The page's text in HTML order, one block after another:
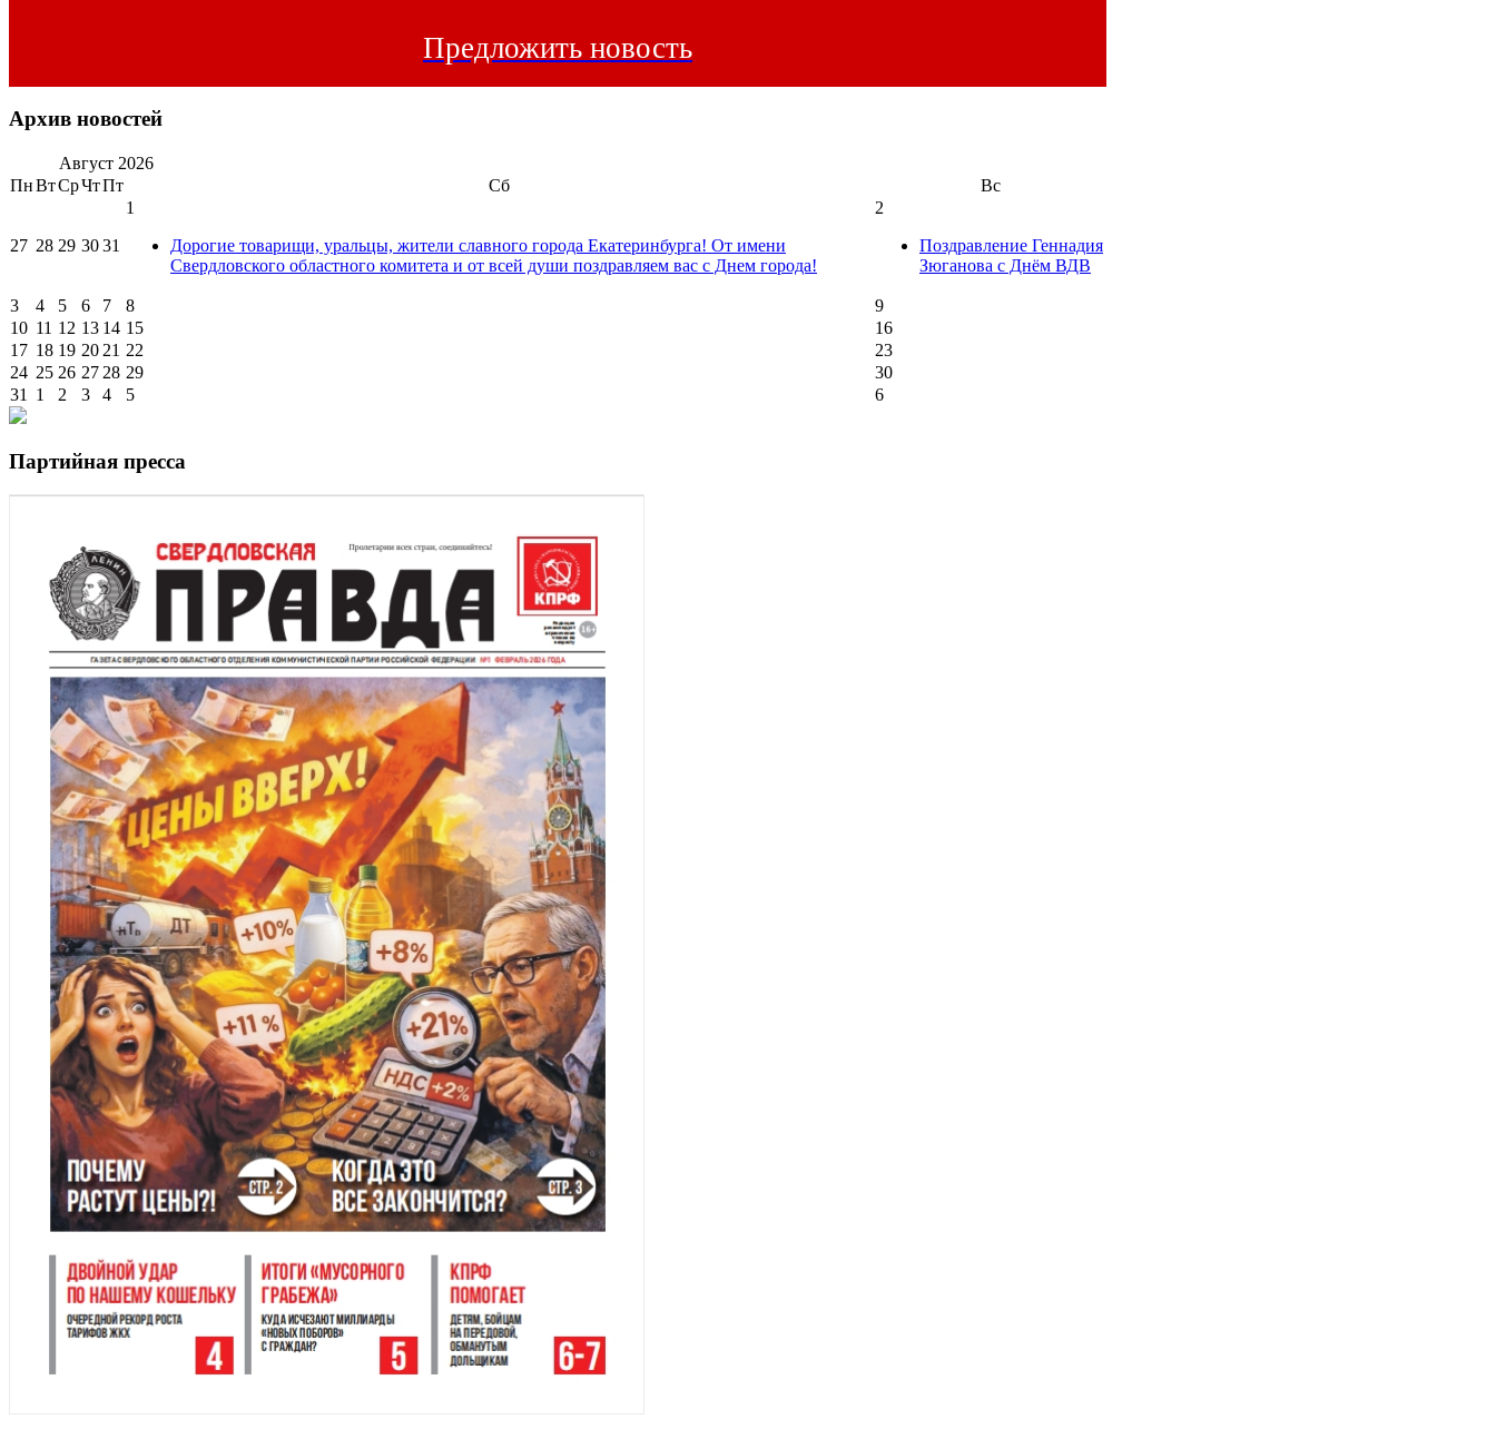
Предложить новость
Архив новостей
Август 2026
ПнВтСрЧтПт Сб Вс
27 28 29 3031
1
Дорогие товарищи, уральцы, жители славного города Екатеринбурга! От имени
Свердловского областного комитета и от всей души поздравляем вас с Днем города!
2
Поздравление Геннадия
Зюганова с Днём ВДВ
3 4 5 6 7 8
9
10 11 12 13 14 15
16
17 18 19 20 21 22
23
24 25 26 27 28 29
30
31
1 2 3 4 5 6
Партийная пресса